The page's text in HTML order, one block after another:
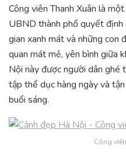
Công viên Thanh Xuân là
UBND thành phố quyết
gian xanh mát và những con
quan mát mẻ, yên bình giữa
Nội này được người dân ghé
tập thể dục hàng ngày và
buổi sáng.
Công